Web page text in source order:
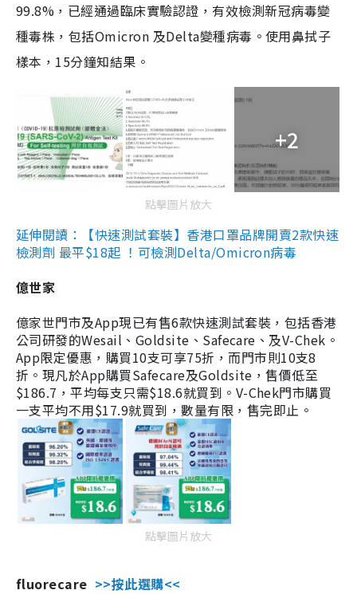
99.8%，已經通過臨床實驗認證，有效檢測新冠病毒變
種毒株，包括Omicron 及Delta變種病毒。使用鼻拭子
樣本，15分鐘知結果。
+2
點擊圖片放大
延伸閱讀：【快速測試套裝】香港口罩品牌開賣2款快速
檢測劑 最平$18起 ！可檢測Delta/Omicron病毒
億世家
億家世門市及App現已有售6款快速測試套裝，包括香港
公司研發的Wesail、Goldsite、Safecare、及V-Chek。
App限定優惠，購買10支可享75折，而門市則10支8
折。現凡於App購買Safecare及Goldsite，售價低至
$186.7，平均每支只需$18.6就買到。V-Chek門市購買
一支平均不用$17.9就買到，數量有限，售完即止。
點擊圖片放大
fluorecare >>按此選購<<